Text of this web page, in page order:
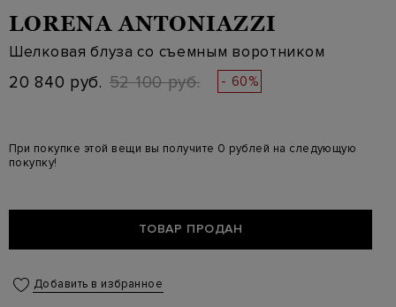
LORENA ANTONIAZZI
Шелковая блуза со съемным воротником
20 840 руб. 52 100 руб. - 60%
При покупке этой вещи вы получите 0 рублей на следующую
покупку!
ТОВАР ПРОДАН
Добавить в избранное